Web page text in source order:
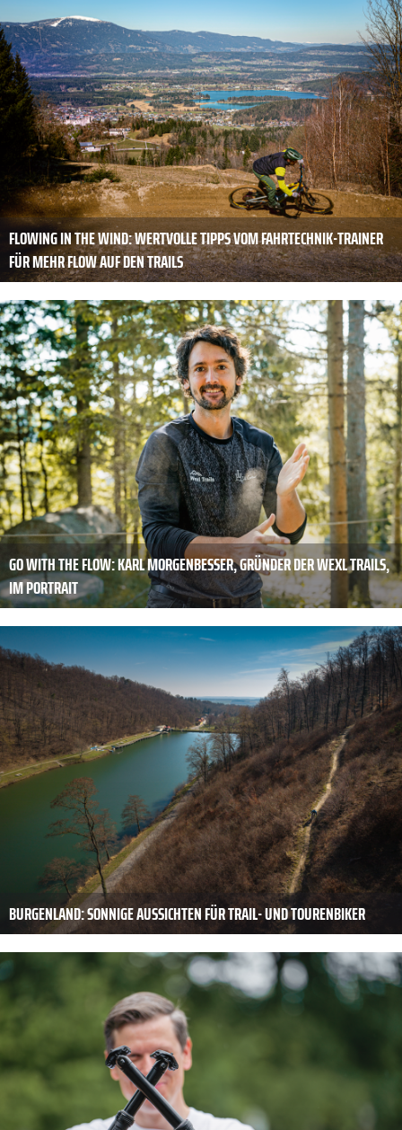
FLOWING IN THE WIND: WERTVOLLE TIPPS VOM FAHRTECHNIK-TRAINER
FÜR MEHR FLOW AUF DEN TRAILS
GO WITH THE FLOW: KARL MORGENBESSER, GRÜNDER DER WEXL TRAILS,
IM PORTRAIT
BURGENLAND: SONNIGE AUSSICHTEN FÜR TRAIL- UND TOURENBIKER